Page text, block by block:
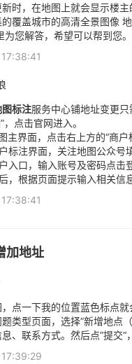
时，在地图上就会显示楼
覆盖城市的高清全景图像
您解答，希望可以帮到您。
图标注服务中心铺地址变更只
，点击官网进入。
主界面，点击右上方的“商户
标注界面，关注地图公众号
入口，输入账号及密码点击
，根据页面提示输入相关信
加地址
点一下我的位置蓝色标点就
类型页面，选择”新增地点
、联系方式。然后点”提交“